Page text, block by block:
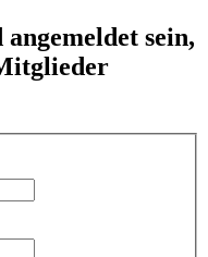
sein,